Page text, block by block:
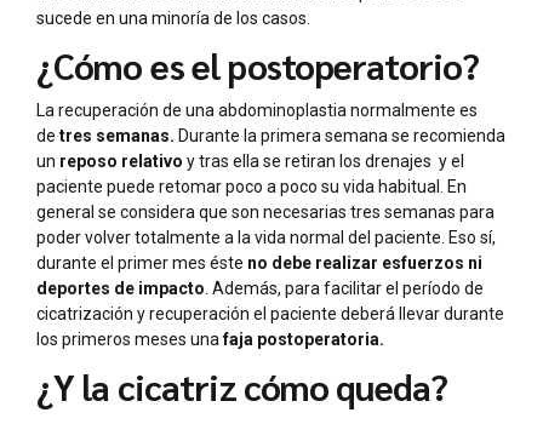
sucede en una minoría de los casos.
¿Cómo es el postoperatorio?
La recuperación de una abdominoplastia normalmente es
de tres semanas. Durante la primera semana se recomienda
un reposo relativo y tras ella se retiran los drenajes y el
paciente puede retomar poco a poco su vida habitual. En
general se considera que son necesarias tres semanas para
poder volver totalmente a la vida normal del paciente. Eso sí,
durante el primer mes éste no debe realizar esfuerzos ni
deportes de impacto . Además, para facilitar el período de
cicatrización y recuperación el paciente deberá llevar durante
los primeros meses unafaja postoperatoria.
¿Y la cicatriz cómo queda?